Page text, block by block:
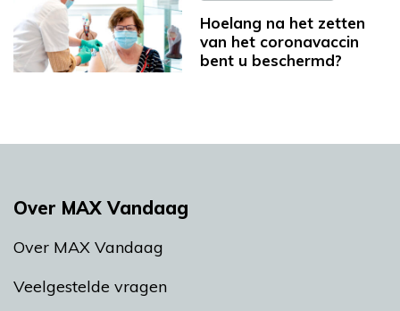
Hoelang na het zetten
van het coronavaccin
bent u beschermd?
Over MAX Vandaag
Over MAX Vandaag
Veelgestelde vragen